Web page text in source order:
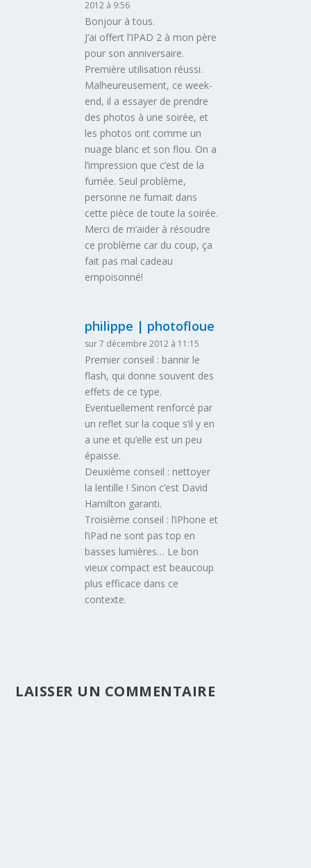
2012 à 9:56
Bonjour à tous.
J’ai offert l’IPAD 2 à mon père
pour son anniversaire.
Première utilisation réussi.
Malheureusement, ce week-
end, il a essayer de prendre
des photos à une soirée, et
les photos ont comme un
nuage blanc et son flou. On a
l’impression que c’est de la
fumée. Seul problème,
personne ne fumait dans
cette pièce de toute la soirée.
Merci de m’aider à résoudre
ce problème car du coup, ça
fait pas mal cadeau
empoisonné!
philippe | photofloue
sur 7 décembre 2012 à 11:15
Premier conseil : bannir le
flash, qui donne souvent des
effets de ce type.
Eventuellement renforcé par
un reflet sur la coque s’il y en
a une et qu’elle est un peu
épaisse.
Deuxième conseil : nettoyer
la lentille ! Sinon c’est David
Hamilton garanti.
Troisième conseil : l’iPhone et
l’iPad ne sont pas top en
basses lumières… Le bon
vieux compact est beaucoup
plus efficace dans ce
contexte.
LAISSER UN COMMENTAIRE